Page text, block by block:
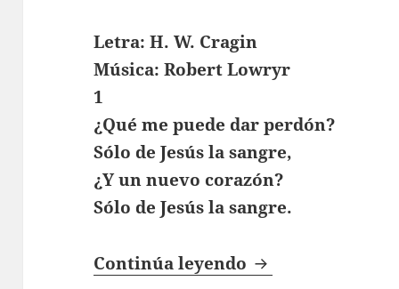
Letra: H. W. Cragin
Música: Robert Lowryr
1
¿Qué me puede dar perdón?
Sólo de Jesús la sangre,
¿Y un nuevo corazón?
Sólo de Jesús la sangre.
Continúa leyendo Que Me Puede